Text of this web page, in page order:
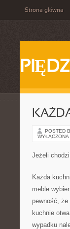
Strona główna
POSTED
WYŁĄCZONA
Jeżeli
Każda
meble
pewność, że
kuchnie
wypadku